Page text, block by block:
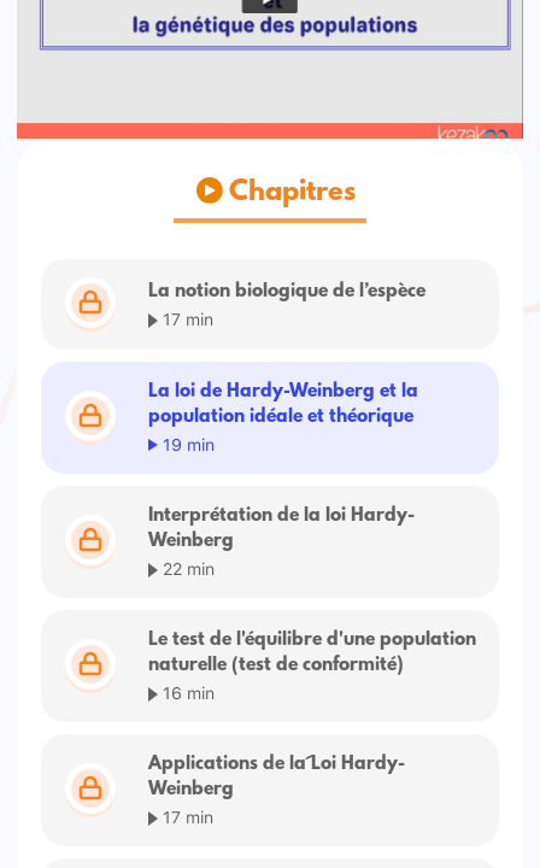
Chapitres
La notion biologique de l’espèce
17 min
La loi de Hardy-Weinberg et la
population idéale et théorique
19 min
Interprétation de la loi Hardy-
Weinberg
22 min
Le test de l'équilibre d'une population
naturelle (test de conformité)
16 min
Applications de la Loi Hardy-
Weinberg
17 min